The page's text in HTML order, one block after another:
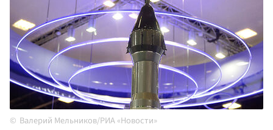
Валерий Мельников/РИА «Новости»